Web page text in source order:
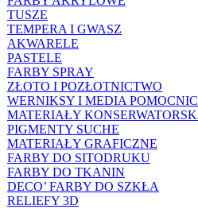
TUSZE
TEMPERA I GWASZ
AKWARELE
PASTELE
FARBY SPRAY
ZŁOTO I POZŁOTNICTWO
WERNIKSY I MEDIA
MATERIAŁY
PIGMENTY SUCHE
MATERIAŁY GRAFICZNE
FARBY DO SITODRUKU
FARBY DO TKANIN
DECO’ FARBY DO SZKŁA
RELIEFY 3D